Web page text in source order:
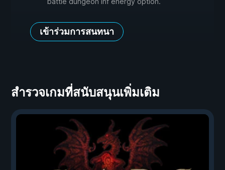
เข้าร่วมการสนทนา
สำรวจเกมที่สนับสนุนเพิ่มเติม